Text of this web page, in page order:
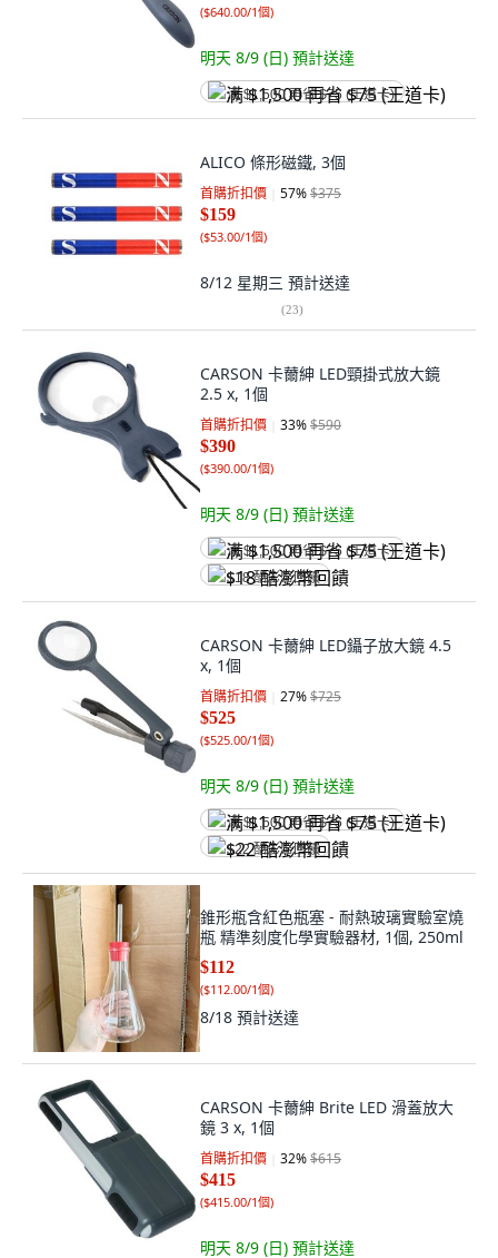
($640.00/1個)
明天 8/9 (日) 預計送達
满 $1,500 再省 $75 (王道卡)
ALICO 條形磁鐵, 3個
首購折扣價 57%$375
$159
($53.00/1個)
8/12 星期三 預計送達
(23)
CARSON 卡薾紳 LED頸掛式放大鏡
2.5 x, 1個
首購折扣價 33%$590
$390
($390.00/1個)
明天 8/9 (日) 預計送達
满 $1,500 再省 $75 (王道卡)
$18 酷澎幣回饋
CARSON 卡薾紳 LED鑷子放大鏡 4.5
x, 1個
首購折扣價 27%$725
$525
($525.00/1個)
明天 8/9 (日) 預計送達
满 $1,500 再省 $75 (王道卡)
$22 酷澎幣回饋
錐形瓶含紅色瓶塞 - 耐熱玻璃實驗室燒
瓶 精準刻度化學實驗器材, 1個, 250ml
$112
($112.00/1個)
8/18 預計送達
CARSON 卡薾紳 Brite LED 滑蓋放大
鏡 3 x, 1個
首購折扣價 32%$615
$415
($415.00/1個)
明天 8/9 (日) 預計送達